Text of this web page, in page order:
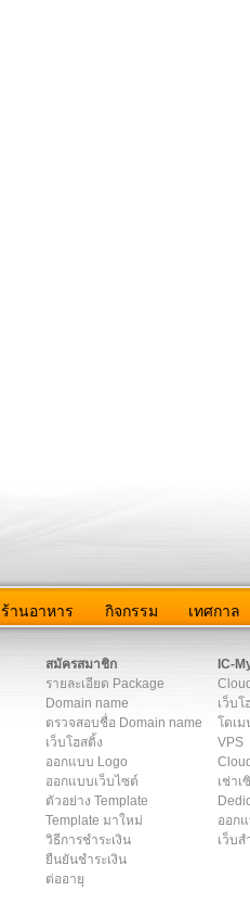
ร้านอาหาร กิจกรรม เทศกาล
สมัครสมาชิก
รายละเอียด Package
Domain name
ตรวจสอบชื่อ Domain name
เว็บโฮสติ้ง
ออกแบบ Logo
ออกแบบเว็บไซต์
ตัวอย่าง Template
Template มาใหม่
วิธีการชำระเงิน
ยืนยันชำระเงิน
ต่ออายุ
IC-
เว็บโ
โดเม
VPS
เช่าเ
ออก
เว็บส